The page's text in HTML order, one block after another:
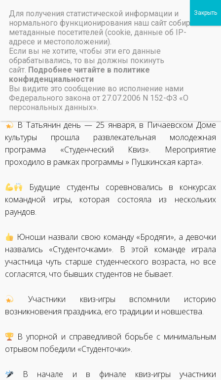
Пичаевский дом культуры
Студенческий квиз
27 января, 2025
НАЗАД
Лучший работник культуры
ВПЕРЕД
В Татьянин день — 25 января, в Пичаевском Доме
культуры прошла развлекательная молодежная
программа «Студенческий Квиз». Мероприятие
проходило в рамках программы » Пушкинская карта».
Будущие студенты соревновались в конкурсах
командной игры, которая состояла из нескольких
раундов.
Юноши назвали свою команду «Бродяги», а девочки
назвались «Студенточками». В этой команде играла
участница чуть старше студенческого возраста, но все
согласятся, что бывших студентов не бывает.
Участники квиз-игры вспомнили историю
возникновения праздника, его традиции и новшества.
В упорной и справедливой борьбе с минимальным
отрывом победили «Студенточки».
В начале и в финале квиз-игры участники
Для получения статистической информации и
нормального функционирования наш сайт собирает
метаданные посетителей (cookie, данные об IP-
адресе и местоположении).
Если вы не хотите, чтобы эти его данные
обрабатывались, то вы должны покинуть
сайт. Подробнее читайте в политике
конфиденциальности
Вы видите это сообщение во исполнение нами
Федерального закона от 27.07.2006 N 152-ФЗ «О
персональных данных».